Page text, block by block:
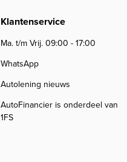
Klantenservice
Ma. t/m Vrij. 09:00 - 17:00
WhatsApp
Autolening nieuws
AutoFinancier is onderdeel van
1FS